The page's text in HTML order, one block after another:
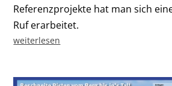
Referenzprojekte hat man sich
Ruf erarbeitet.
weiterlesen